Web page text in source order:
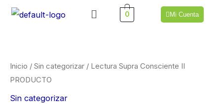
Menú 0 Mi Cuenta
Inicio / Sin categorizar / Lectura Supra Consciente II
PRODUCTO
Sin categorizar
Consciente
II
PRODUCTO